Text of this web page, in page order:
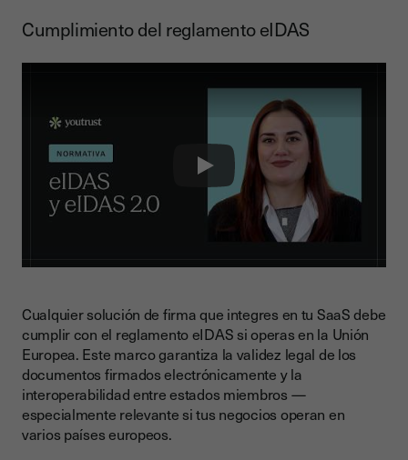
Cumplimiento del reglamento eIDAS
Play
Cualquier solución de firma que integres en tu SaaS debe
cumplir con el reglamento eIDAS si operas en la Unión
Europea. Este marco garantiza la validez legal de los
documentos firmados electrónicamente y la
interoperabilidad entre estados miembros —
especialmente relevante si tus negocios operan en
varios países europeos.